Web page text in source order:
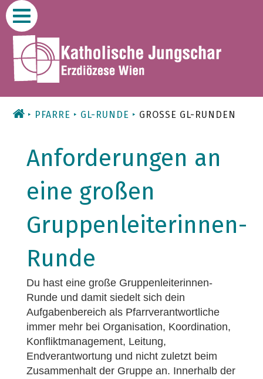
Zum
Inhalt
PFARRE GL-RUNDE GROSSE GL-RUNDEN
Anforderungen an
eine großen
Gruppenleiterinnen-
Runde
Du hast eine große Gruppenleiterinnen-
Runde und damit siedelt sich dein
Aufgabenbereich als Pfarrverantwortliche
immer mehr bei Organisation, Koordination,
Konfliktmanagement, Leitung,
Endverantwortung und nicht zuletzt beim
Zusammenhalt der Gruppe an. Innerhalb der